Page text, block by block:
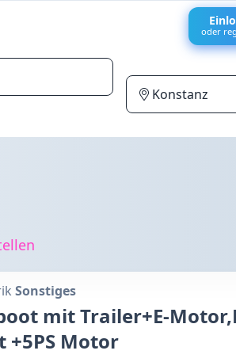
oder
Sonstiges
mit Trailer+E-
+5PS Motor